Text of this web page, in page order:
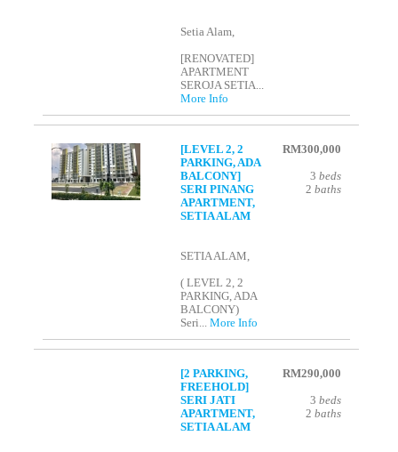
Setia Alam,
[RENOVATED]
APARTMENT
SEROJA SETIA...
More Info
[LEVEL 2, 2
PARKING, ADA
BALCONY]
SERI PINANG
APARTMENT,
SETIA ALAM
SETIA ALAM,
( LEVEL 2, 2
PARKING, ADA
BALCONY)
Seri...More Info
RM300,000
3 beds
2 baths
[2 PARKING,
FREEHOLD]
SERI JATI
APARTMENT,
SETIA ALAM
RM290,000
3 beds
2 baths